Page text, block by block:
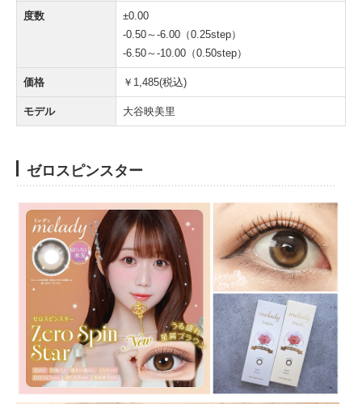
度数
±0.00
-0.50～-6.00（0.25step）
-6.50～-10.00（0.50step）
価格 ￥1,485(税込)
モデル 大谷映美里
ゼロスピンスター